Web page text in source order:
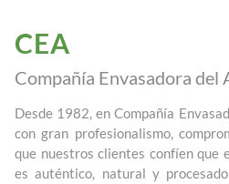
CEA
Compañía Envasadora del
Desde 1982, en Compañía
con gran profesionalismo,
que nuestros clientes confíen que
es auténtico, natural y